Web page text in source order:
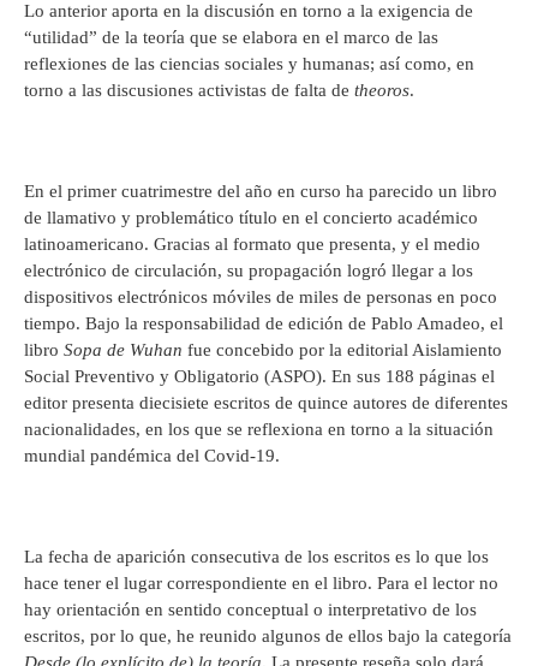
Lo anterior aporta en la discusión en torno a la exigencia de
“utilidad” de la teoría que se elabora en el marco de las
reflexiones de las ciencias sociales y humanas; así como, en
torno a las discusiones activistas de falta de theoros.
En el primer cuatrimestre del año en curso ha parecido un libro
de llamativo y problemático título en el concierto académico
latinoamericano. Gracias al formato que presenta, y el medio
electrónico de circulación, su propagación logró llegar a los
dispositivos electrónicos móviles de miles de personas en poco
tiempo. Bajo la responsabilidad de edición de Pablo Amadeo, el
libro Sopa de Wuhan fue concebido por la editorial Aislamiento
Social Preventivo y Obligatorio (ASPO). En sus 188 páginas el
editor presenta diecisiete escritos de quince autores de diferentes
nacionalidades, en los que se reflexiona en torno a la situación
mundial pandémica del Covid-19.
La fecha de aparición consecutiva de los escritos es lo que los
hace tener el lugar correspondiente en el libro. Para el lector no
hay orientación en sentido conceptual o interpretativo de los
escritos, por lo que, he reunido algunos de ellos bajo la categoría